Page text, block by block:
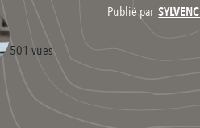
Publié par
501 vues